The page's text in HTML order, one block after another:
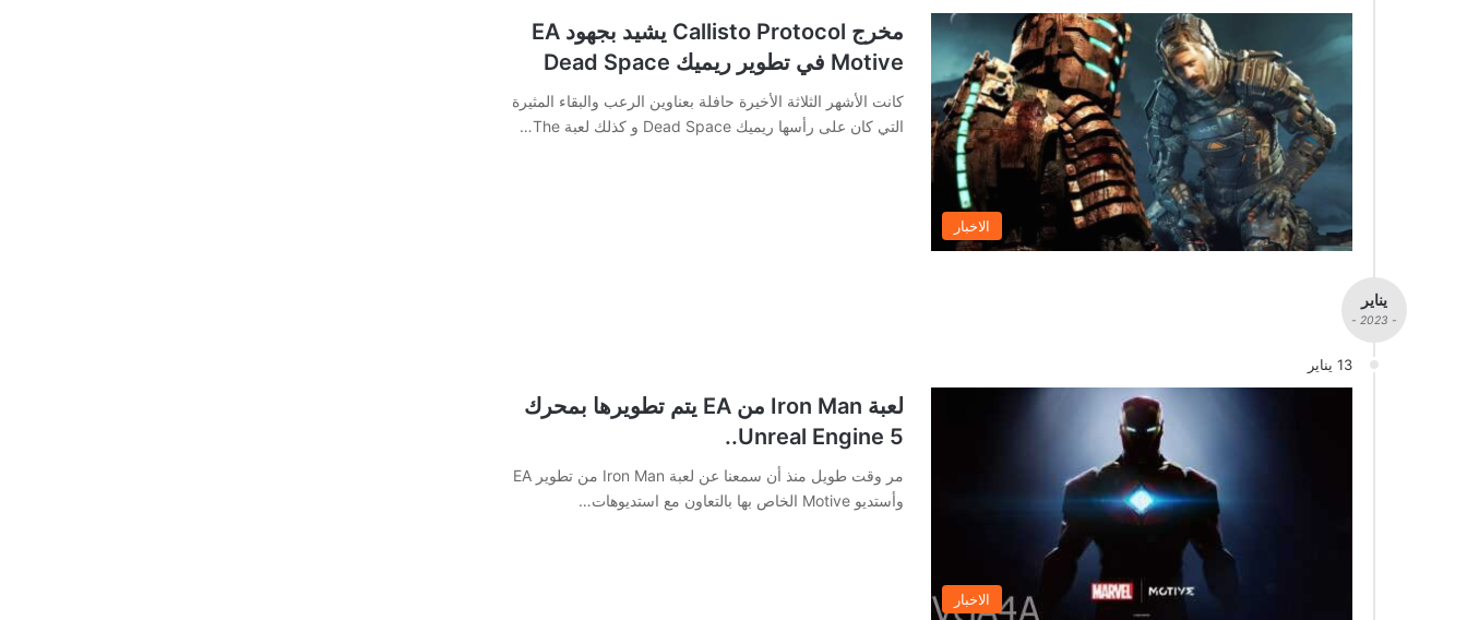
الاخبار
مخرج Callisto Protocol يشيد بجهود EA
Motive في تطوير ريميك Dead Space
كانت الأشهر الثلاثة الأخيرة حافلة بعناوين الرعب والبقاء المثيرة
التي كان على رأسها ريميك Dead Space و كذلك لعبة The…
يناير
- 2023 -
13 يناير
الاخبار
لعبة Iron Man من EA يتم تطويرها بمحرك
Unreal Engine 5..
مر وقت طويل منذ أن سمعنا عن لعبة Iron Man من تطوير EA
وأستديو Motive الخاص بها بالتعاون مع استديوهات…